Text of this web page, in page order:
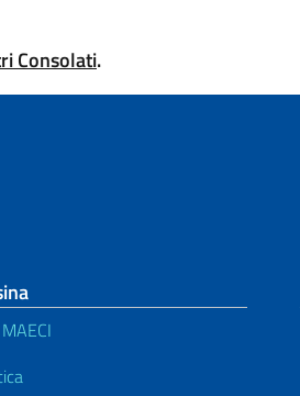
Consolati.